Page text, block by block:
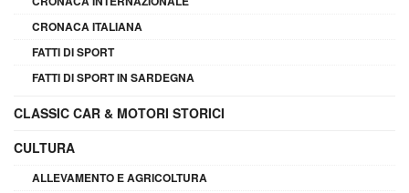
CRONACA ITALIANA
FATTI DI SPORT
FATTI DI SPORT IN SARDEGNA
CLASSIC CAR & MOTORI STORICI
CULTURA
ALLEVAMENTO E AGRICOLTURA